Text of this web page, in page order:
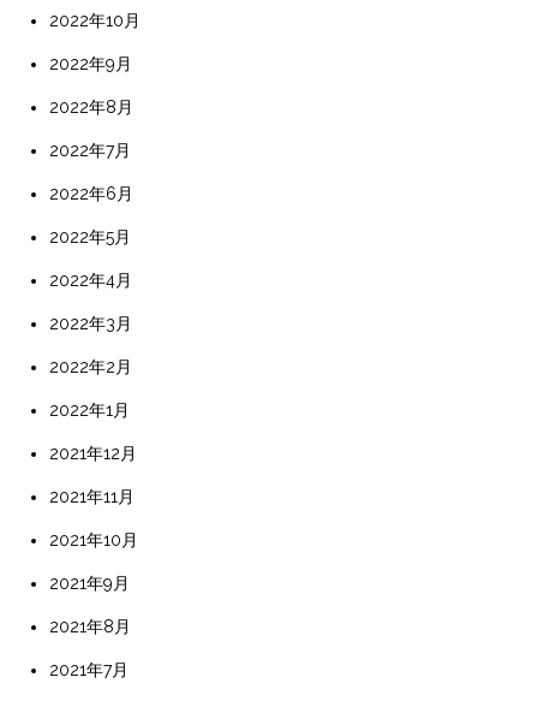
2022年10月
2022年9月
2022年8月
2022年7月
2022年6月
2022年5月
2022年4月
2022年3月
2022年2月
2022年1月
2021年12月
2021年11月
2021年10月
2021年9月
2021年8月
2021年7月